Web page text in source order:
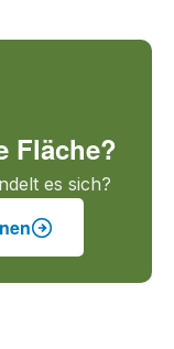
Fläche?
es sich?